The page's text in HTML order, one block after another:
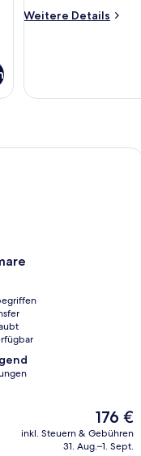
Weitere Details
Weitere
Der
Preis
beträgt
176 €
inkl. Steuern & Gebühren
31. Aug.–1. Sept.